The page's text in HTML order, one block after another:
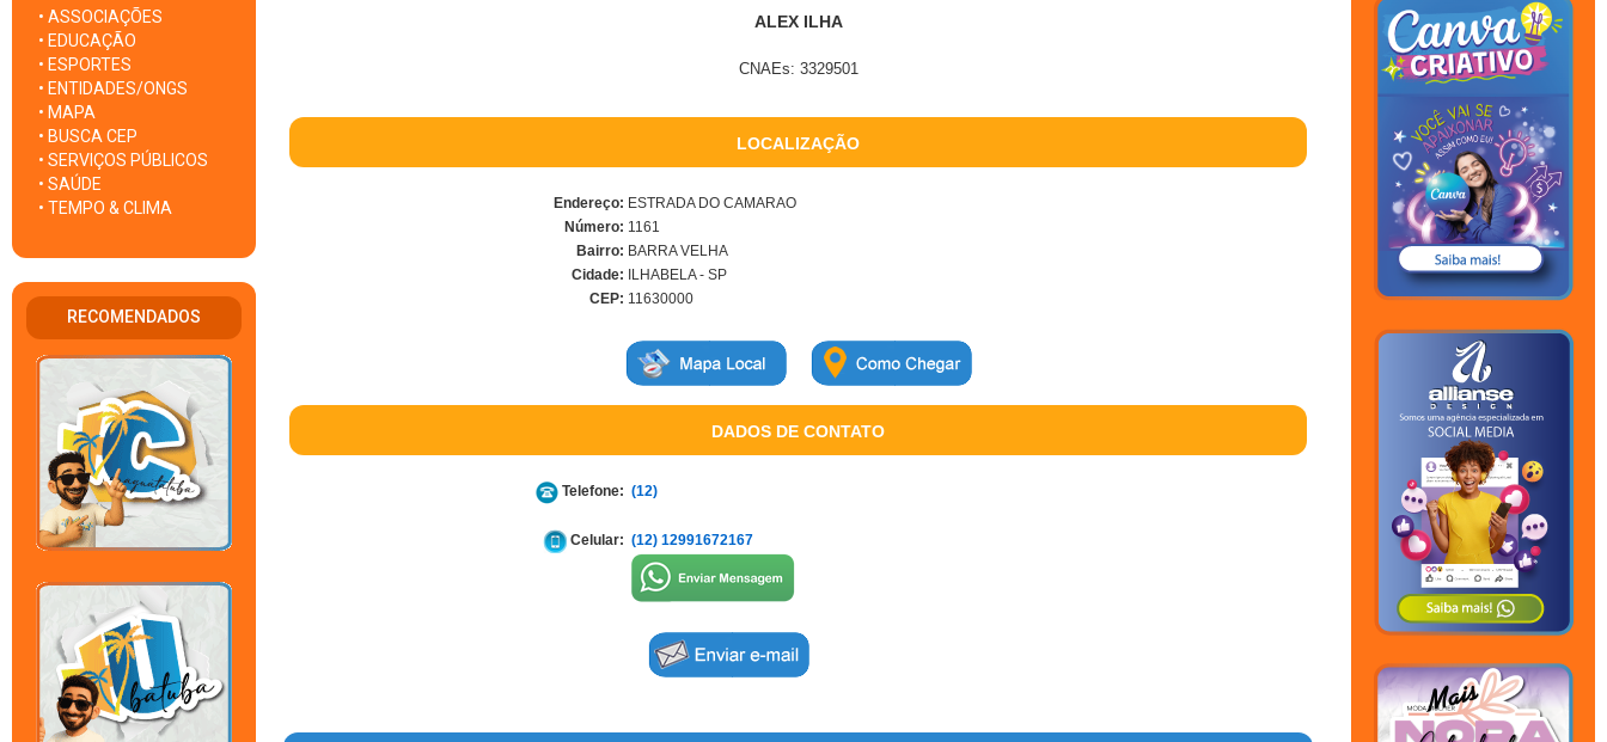
• ASSOCIAÇÕES
• EDUCAÇÃO
• ESPORTES
• ENTIDADES/ONGS
• MAPA
• BUSCA CEP
• SERVIÇOS PÚBLICOS
• SAÚDE
• TEMPO & CLIMA
RECOMENDADOS
ALEX ILHA
CNAEs: 3329501
LOCALIZAÇÃO
Endereço: ESTRADA DO CAMARAO
Número: 1161
Bairro: BARRA VELHA
Cidade: ILHABELA - SP
CEP: 11630000
DADOS DE CONTATO
Telefone: (12)
Celular: (12) 12991672167